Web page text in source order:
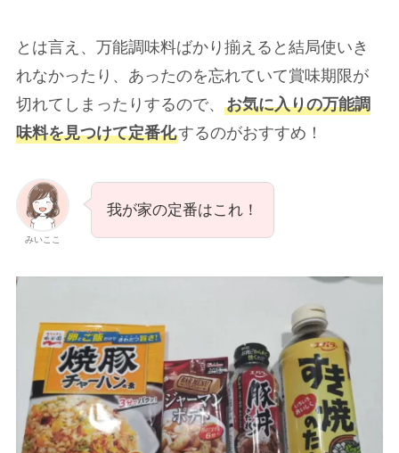
とは言え、万能調味料ばかり揃えると結局使いき
れなかったり、あったのを忘れていて賞味期限が
切れてしまったりするので、 お気に入りの万能調
味料を見つけて定番化するのがおすすめ！
みいここ
我が家の定番はこれ！